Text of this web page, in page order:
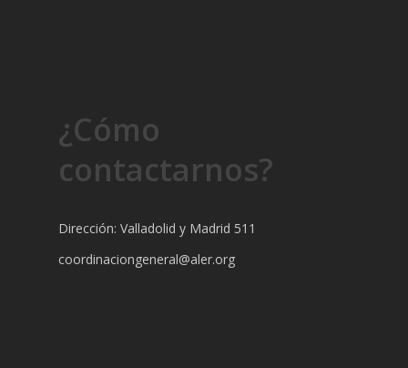
¿Cómo
contactarnos?
Dirección: Valladolid y Madrid 511
coordinaciongeneral@aler.org